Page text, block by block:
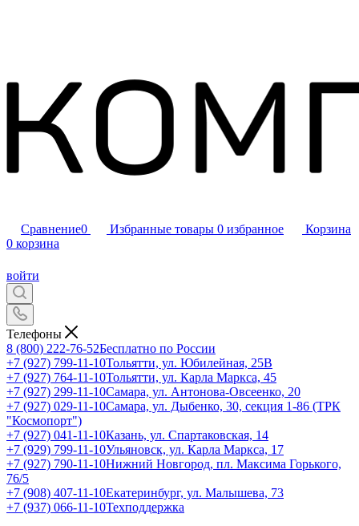
Сравнение0 Избранные товары 0 избранное
Корзина
0 корзина
войти
Телефоны
8 (800) 222-76-52Бесплатно по России
+7 (927) 799-11-10Тольятти, ул. Юбилейная, 25В
+7 (927) 764-11-10Тольятти, ул. Карла Маркса, 45
+7 (927) 299-11-10Самара, ул. Антонова-Овсеенко, 20
+7 (927) 029-11-10Самара, ул. Дыбенко, 30, секция 1-86 (ТРК
"Космопорт")
+7 (927) 041-11-10Казань, ул. Спартаковская, 14
+7 (929) 799-11-10Ульяновск, ул. Карла Маркса, 17
+7 (927) 790-11-10Нижний Новгород, пл. Максима Горького,
76/5
+7 (908) 407-11-10Екатеринбург, ул. Малышева, 73
+7 (937) 066-11-10Техподдержка